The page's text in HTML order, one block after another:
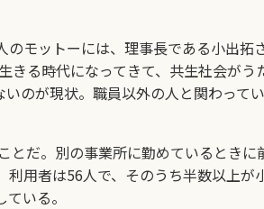
モットーには、理事長である小出拓
きる時代になってきて、共生社会がう
のが現状。職員以外の人と関わって
だ。別の事業所に勤めているときに
用者は56人で、そのうち半数以上
いる。